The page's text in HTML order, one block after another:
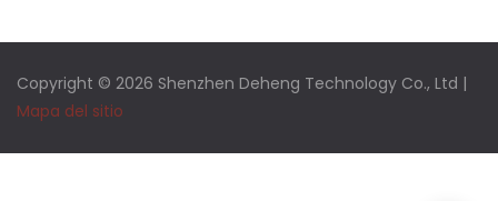
Copyright © 2026 Shenzhen Deheng Technology Co., Ltd |
Mapa del sitio